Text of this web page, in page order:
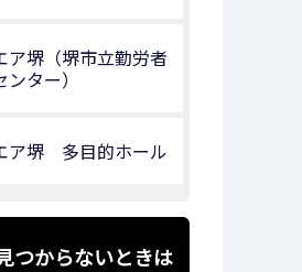
ア堺（堺市立勤労者
ター）
ア堺 多目的ホール
つからないときは